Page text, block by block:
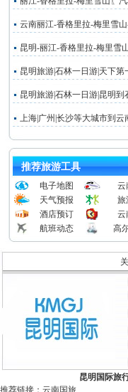
云南丽江-香格里拉-梅里雪
昆明-丽江-香格里拉-梅里雪
昆明旅游|石林一日游|天下第
昆明旅游|石林一日游|昆明到
上海|广州|长沙等大城市到云
推荐旅游工具
电子地图
云
天气预报
旅
酒店预订
云
航班动态
高
昆明国际旅
推荐链接： 云南国旅